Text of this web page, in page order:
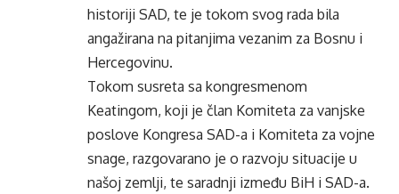
historiji SAD, te je tokom svog rada bila
angažirana na pitanjima vezanim za Bosnu i
Hercegovinu.
Tokom susreta sa kongresmenom
Keatingom, koji je član Komiteta za vanjske
poslove Kongresa SAD-a i Komiteta za vojne
snage, razgovarano je o razvoju situacije u
našoj zemlji, te saradnji između BiH i SAD-a.